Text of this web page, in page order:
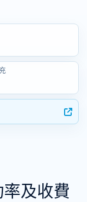
及收費